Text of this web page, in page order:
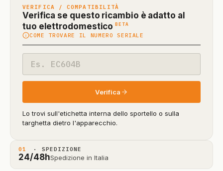
VERIFICA / COMPATIBILITÀ
Verifica se questo ricambio è adatto al
tuo elettrodomestico BETA
in
beta)
COME TROVARE IL NUMERO SERIALE
modello
Verifica
Lo trovi sull'etichetta interna dello sportello o sulla
targhetta dietro l'apparecchio.
01 · SPEDIZIONE
24/48hSpedizione in Italia